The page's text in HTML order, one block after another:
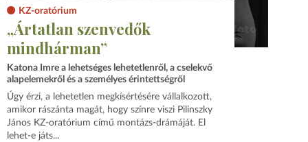
KZ-oratórium
„Ártatlan szenvedők
mindhárman”
Katona Imre a lehetséges lehetetlenről, a cselekvő
alapelemekről és a személyes érintettségről
Úgy érzi, a lehetetlen megkísértésére vállalkozott,
amikor rászánta magát, hogy színre viszi Pilinszky
János KZ-oratórium című montázs-drámáját. El
lehet-e játs...